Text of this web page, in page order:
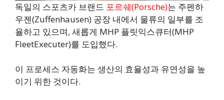
독일의 스포츠카 브랜드 포르쉐(Porsche)는 주펜하
우젠(Zuffenhausen) 공장 내에서 물류의 일부를 조
율하고 있으며, 새롭게 MHP 플릿익스큐터(MHP
FleetExecuter)를 도입했다.
이 프로세스 자동화는 생산의 효율성과 유연성을 높
이기 위한 것이다.